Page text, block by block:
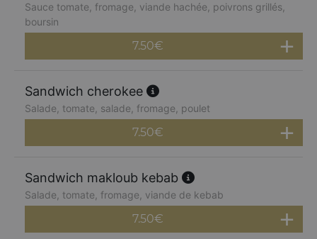
Sauce tomate, fromage, viande hachée, poivrons grillés,
boursin
7.50€
Sandwich cherokee
Salade, tomate, salade, fromage, poulet
7.50€
Sandwich makloub kebab
Salade, tomate, fromage, viande de kebab
7.50€